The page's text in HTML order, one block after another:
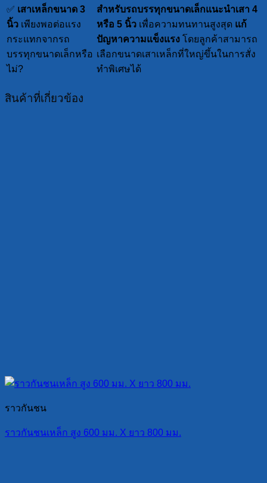
✅ เสาเหล็กขนาด 3
นิ้ว เพียงพอต่อแรง
กระแทกจากรถ
บรรทุกขนาดเล็กหรือ
ไม่?
สำหรับรถบรรทุกขนาดเล็กแนะนำเสา 4
หรือ 5 นิ้ว เพื่อความทนทานสูงสุด แก้
ปัญหาความแข็งแรง โดยลูกค้าสามารถ
เลือกขนาดเสาเหล็กที่ใหญ่ขึ้นในการสั่ง
ทำพิเศษได้
สินค้าที่เกี่ยวข้อง
ราวกันชน
ราวกันชนเหล็ก สูง 600 มม. X ยาว 800 มม.